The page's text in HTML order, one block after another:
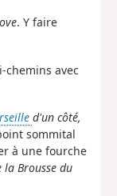
. Y faire
avec
d'un côté,
sommital
à une fourche
Brousse du